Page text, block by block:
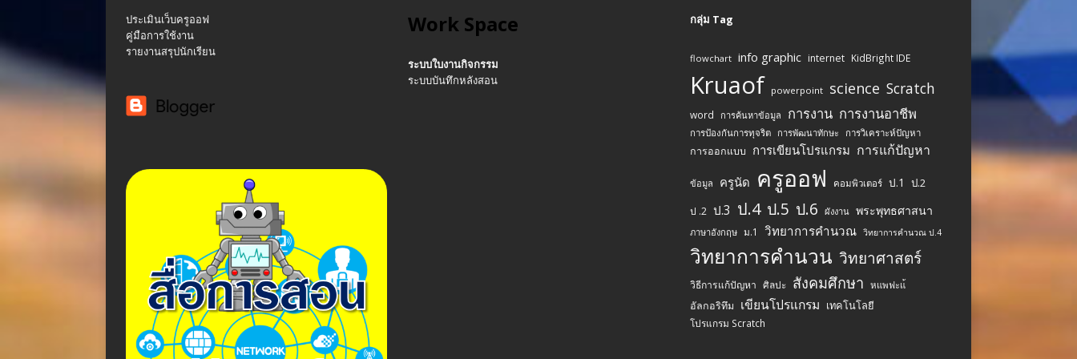
ประเมินเว็บครูออฟ
คู่มือการใช้งาน
รายงานสรุปนักเรียน
Work Space
ระบบใบงานกิจกรรม
ระบบบันทึกหลังสอน
กลุ่ม Tag
flowchart info graphic internet KidBright IDE
Kruaof powerpoint science Scratch
word การค้นหาข้อมูล การงาน การงานอาชีพ
การป้องกันการทุจริต การพัฒนาทักษะ การวิเคราะห์ปัญหา
การออกแบบ การเขียนโปรแกรม การแก้ปัญหา
ข้อมูล ครูนัด ครูออฟ คอมพิวเตอร์ ป.1 ป.2
ป .2 ป.3 ป.4 ป.5 ป.6 ผังงาน พระพุทธศาสนา
ภาษาอังกฤษ ม.1 วิทยาการคำนวณ วิทยาการคำนวณ ป.4
วิทยาการคำนวน วิทยาศาสตร์
วิธีการแก้ปัญหา ศิลปะ สังคมศึกษา หแพฟะแ้
อัลกอริทึม เขียนโปรแกรม เทคโนโลยี
โปรแกรม Scratch